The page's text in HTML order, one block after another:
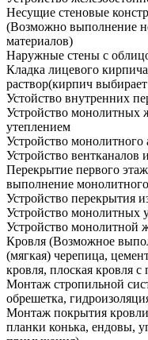
Несущие стеновые
(Возможно выполнение
материалов)
Наружные стены с
Кладка лицевого
раствор(кирпич выбирает
Устойство внутренних
Устройство монолитных
утеплением
Устройство монолитного
Устройство вентканалов
Перекрытие первого
выполнение
Устройство перекрытия
Устройство монолитных
Устройство монолитной
Кровля (Возможное
(мягкая) черепица,
кровля, плоская кровля
Монтаж стропильной
обрешетка,
Монтаж покрытия
планки конька, ендовы,